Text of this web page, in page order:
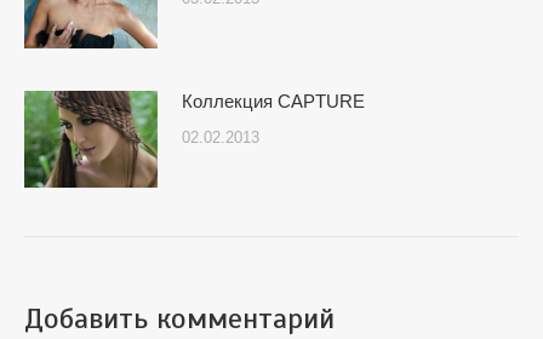
Коллекция CAPTURE
02.02.2013
Добавить комментарий